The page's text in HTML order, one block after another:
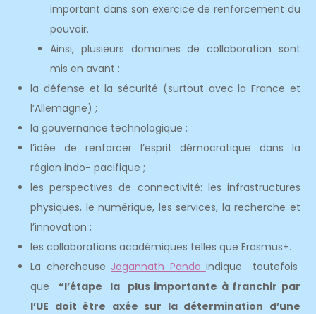
important dans son exercice de renforcement du
pouvoir.
Ainsi, plusieurs domaines de collaboration sont
mis en avant :
la défense et la sécurité (surtout avec la France et
l’Allemagne) ;
la gouvernance technologique ;
l’idée de renforcer l’esprit démocratique dans la
région indo- pacifique ;
les perspectives de connectivité: les infrastructures
physiques, le numérique, les services, la recherche et
l’innovation ;
les collaborations académiques telles que Erasmus+.
La chercheuse Jagannath Panda indique toutefois
que“l’étape la plus importante à franchir par
l’UE doit être axée sur la détermination d’une